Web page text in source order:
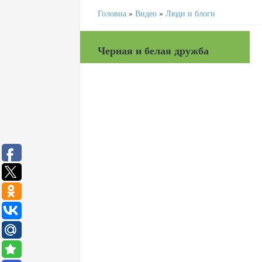
Головна » Видео » Люди и блоги
Черная и белая дружба